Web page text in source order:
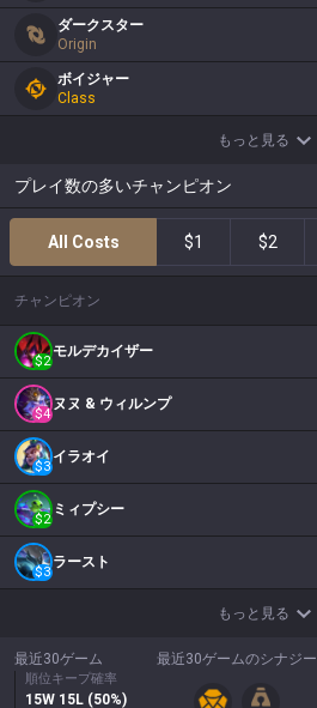
ダークスター
Origin
ボイジャー
Class
もっと見る
プレイ数の多いチャンピオン
All Costs $1 $2
チャンピオン
$2
モルデカイザー
$4
ヌヌ & ウィルンプ
$3
イラオイ
$2
ミィプシー
$3
ラースト
もっと見る
最近30ゲーム
順位キープ確率
15W 15L (50%)
最近30ゲームのシナジー